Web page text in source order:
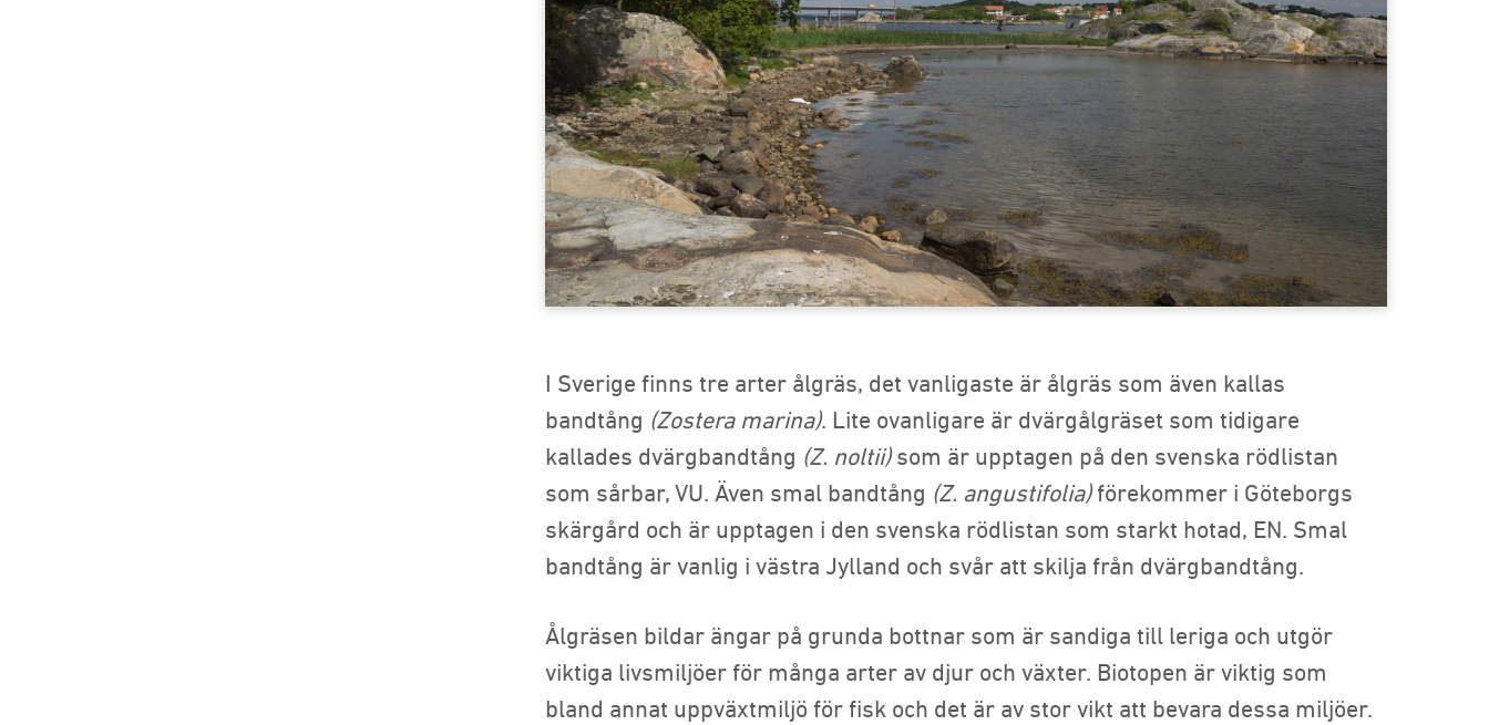
I Sverige finns tre arter ålgräs, det vanligaste är ålgräs som även kallas
bandtång (Zostera marina). Lite ovanligare är dvärgålgräset som tidigare
kallades dvärgbandtång (Z. noltii)som är upptagen på den svenska rödlistan
som sårbar, VU. Även smal bandtång (Z. angustifolia)förekommer i Göteborgs
skärgård och är upptagen i den svenska rödlistan som starkt hotad, EN. Smal
bandtång är vanlig i västra Jylland och svår att skilja från dvärgbandtång.
Ålgräsen bildar ängar på grunda bottnar som är sandiga till leriga och utgör
viktiga livsmiljöer för många arter av djur och växter. Biotopen är viktig som
bland annat uppväxtmiljö för fisk och det är av stor vikt att bevara dessa miljöer.